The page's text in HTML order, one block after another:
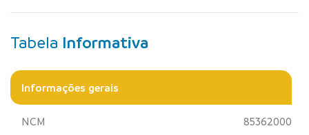
Tabela Informativa
Informações gerais
NCM 85362000